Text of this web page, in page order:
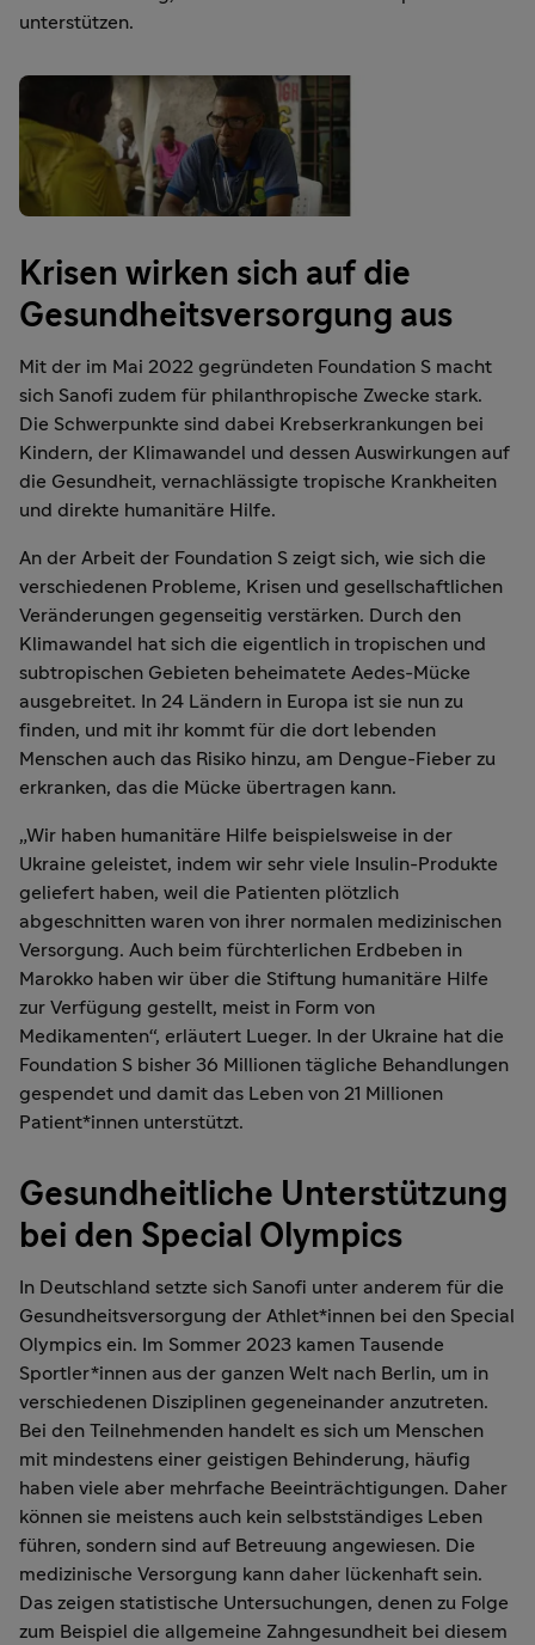
unterstützen.
Krisen wirken sich auf die
Gesundheitsversorgung aus
Mit der im Mai 2022 gegründeten Foundation S macht
sich Sanofi zudem für philanthropische Zwecke stark.
Die Schwerpunkte sind dabei Krebserkrankungen bei
Kindern, der Klimawandel und dessen Auswirkungen auf
die Gesundheit, vernachlässigte tropische Krankheiten
und direkte humanitäre Hilfe.
An der Arbeit der Foundation S zeigt sich, wie sich die
verschiedenen Probleme, Krisen und gesellschaftlichen
Veränderungen gegenseitig verstärken. Durch den
Klimawandel hat sich die eigentlich in tropischen und
subtropischen Gebieten beheimatete Aedes-Mücke
ausgebreitet. In 24 Ländern in Europa ist sie nun zu
finden, und mit ihr kommt für die dort lebenden
Menschen auch das Risiko hinzu, am Dengue-Fieber zu
erkranken, das die Mücke übertragen kann.
„Wir haben humanitäre Hilfe beispielsweise in der
Ukraine geleistet, indem wir sehr viele Insulin-Produkte
geliefert haben, weil die Patienten plötzlich
abgeschnitten waren von ihrer normalen medizinischen
Versorgung. Auch beim fürchterlichen Erdbeben in
Marokko haben wir über die Stiftung humanitäre Hilfe
zur Verfügung gestellt, meist in Form von
Medikamenten“, erläutert Lueger. In der Ukraine hat die
Foundation S bisher 36 Millionen tägliche Behandlungen
gespendet und damit das Leben von 21 Millionen
Patient*innen unterstützt.
Gesundheitliche Unterstützung
bei den Special Olympics
In Deutschland setzte sich Sanofi unter anderem für die
Gesundheitsversorgung der Athlet*innen bei den Special
Olympics ein. Im Sommer 2023 kamen Tausende
Sportler*innen aus der ganzen Welt nach Berlin, um in
verschiedenen Disziplinen gegeneinander anzutreten.
Bei den Teilnehmenden handelt es sich um Menschen
mit mindestens einer geistigen Behinderung, häufig
haben viele aber mehrfache Beeinträchtigungen. Daher
können sie meistens auch kein selbstständiges Leben
führen, sondern sind auf Betreuung angewiesen. Die
medizinische Versorgung kann daher lückenhaft sein.
Das zeigen statistische Untersuchungen, denen zu Folge
zum Beispiel die allgemeine Zahngesundheit bei diesem